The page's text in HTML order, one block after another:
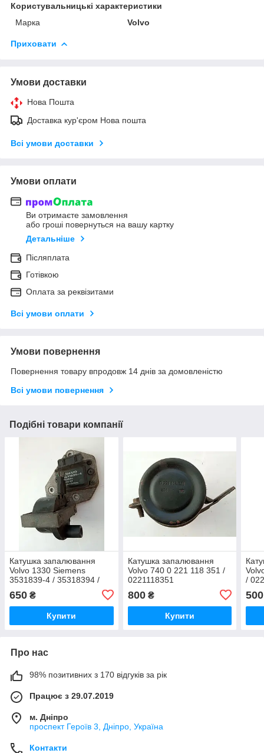
Користувальницькі характеристики
Марка
Volvo
Приховати
Умови доставки
Нова Пошта
Доставка кур'єром Нова пошта
Всі умови доставки
Умови оплати
Ви отримаєте замовлення
або гроші повернуться на вашу картку
Детальніше
Післяплата
Готівкою
Оплата за реквізитами
Всі умови оплати
Умови повернення
Повернення товару впродовж 14 днів за домовленістю
Всі умови повернення
Подібні товари компанії
Катушка запалювання
Volvo 1330 Siemens
3531839-4 / 35318394 /
650 ₴
Купити
Катушка запалювання
Volvo 740 0 221 118 351 /
0221118351
800₴
Купити
/
500
Про нас
98% позитивних з 170 відгуків за рік
Працює з 29.07.2019
м. Дніпро
проспект Героїв 3, Дніпро, Україна
Контакти